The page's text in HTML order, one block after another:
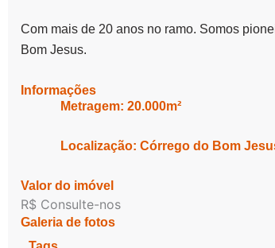
Com mais de 20 anos no ramo. Somos
Bom Jesus.
Informações
Metragem: 20.000m²
Localização: Córrego do Bom
Valor do imóvel
R$ Consulte-nos
Galeria de fotos